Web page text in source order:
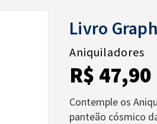
Livro
Aniquiladores
R$ 47,90
Contemple os
panteão cósmico